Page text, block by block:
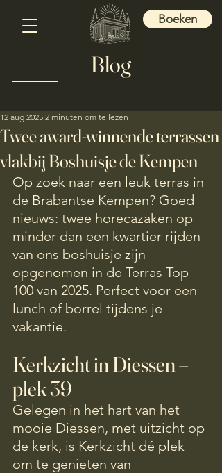
Boeken
Blog
Twee award-winnende terrassen
vlakbij Boshuisje de Kempen
12 aug 2025 2 minuten om te lezen
Op zoek naar een leuk terras in
de Brabantse Kempen? Goed
nieuws: twee horecazaken op
minder dan een kwartier rijden
van ons boshuisje zijn
opgenomen in de Terras Top
100 van 2025. Perfect voor een
lunch of borrel tijdens je
vakantie.
Kerkzicht in Diessen –
plek 39
Gelegen in het hart van het
mooie Diessen, met uitzicht op
de kerk, is Kerkzicht dé plek
om te genieten van